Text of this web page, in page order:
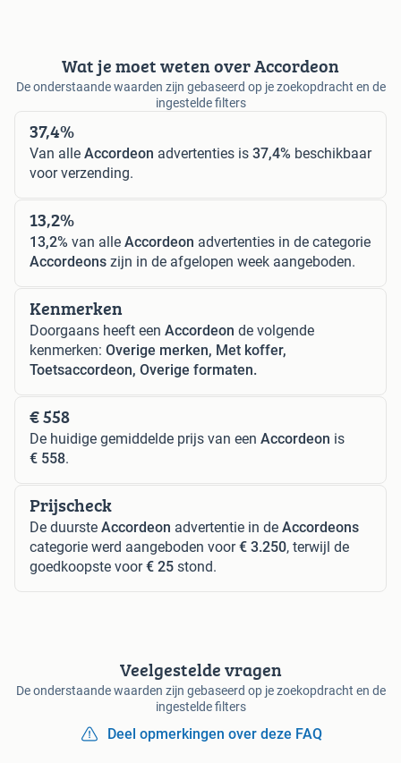
Wat je moet weten over Accordeon
De onderstaande waarden zijn gebaseerd op je zoekopdracht en de
ingestelde filters
37,4%
Van alle Accordeon advertenties is 37,4% beschikbaar
voor verzending.
13,2%
13,2% van alle Accordeon advertenties in de categorie
Accordeons zijn in de afgelopen week aangeboden.
Kenmerken
Doorgaans heeft een Accordeon de volgende
kenmerken: Overige merken, Met koffer,
Toetsaccordeon, Overige formaten.
€ 558
De huidige gemiddelde prijs van een Accordeon is
€ 558.
Prijscheck
De duurste Accordeon advertentie in de Accordeons
categorie werd aangeboden voor€ 3.250, terwijl de
goedkoopste voor€ 25 stond.
Veelgestelde vragen
De onderstaande waarden zijn gebaseerd op je zoekopdracht en de
ingestelde filters
Deel opmerkingen over deze FAQ